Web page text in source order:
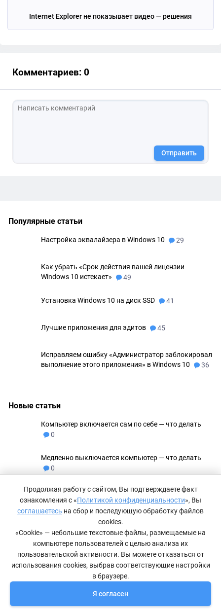
Популярные статьи
Настройка эквалайзера в Windows 10 29
Как убрать «Срок действия вашей лицензии
Windows 10 истекает»
49
Установка Windows 10 на диск SSD 41
Лучшие приложения для эдитов 45
Исправляем ошибку «Администратор заблокировал
выполнение этого приложения» в Windows 10
36
Новые статьи
Компьютер включается сам по себе — что делать
0
Медленно выключается компьютер — что делать
0
Не удаляются файлы с флешки 0
Как сделать невидимую папку в Windows 11
Компьютер не видит принтер — что делать
Internet Explorer не показывает видео — решения
Комментариев: 0
Отправить
Продолжая работу с сайтом, Вы подтверждаете факт
ознакомления с «Политикой конфиденциальности», Вы
соглашаетесь на сбор и последующую обработку файлов
cookies.
«Cookie» — небольшие текстовые файлы, размещаемые на
компьютере пользователей с целью анализа их
пользовательской активности. Вы можете отказаться от
использования cookies, выбрав соответствующие настройки
в браузере.
Я согласен